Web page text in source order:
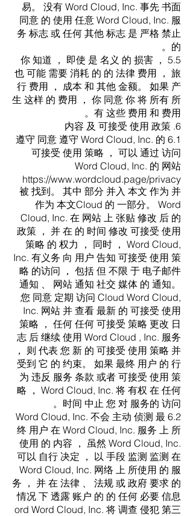
易。 没有 Word Cloud, Inc. 事先 书面
同意 的 使用 任意 Word Cloud, Inc. 服
务 标志 或 任何 其他 标志 是 严格 禁止
的。
5.5 你 知道 ， 即使 是 名义 的 损害 ，
也 可能 需要 消耗 的 的 法律 费用 ， 旅
行 费用 ， 成本 和 其他 金额。 如果 产
生 这样 的 费用 ， 你 同意 你 将 所有 所
有 这些 费用 和 费用。
6. 内容 及 可接受 使用 政策
6.1 遵守 同意 遵守 Word Cloud, Inc. 的
可接受 使用 策略 ， 可以 通过 访问
Word Cloud, Inc. 的 网站
https://www.wordcloud.page/privacy
被 找到。 其中 部分 并入 本文 作为 并
作为 本文Cloud 的 一部分。 Word
Cloud, Inc. 在 网站 上 张贴 修改 后 的
政策 ， 并 在 的 时间 修改 可接受 使用
策略 的 权力 ， 同时 ， Word Cloud,
Inc. 有义务 向 用户 告知 可接受 使用 策
略 的访问 ， 包括 但 不限 于 电子邮件
通知 、 网站 通知 社交 媒体 的 通知。
您 同意 定期 访问 Cloud Word Cloud,
Inc. 网站 并 查看 最新 的 可接受 使用
策略 ， 任何 任何 可接受 策略 更改 日
志 后 继续 使用 Word Cloud , Inc. 服务
， 则 代表 您 新 的 可接受 使用 策略 并
受到 它 的 约束。 如果 最终 用户 的 行
为 违反 服务 条款 或者 可接受 使用 策
略 ， Word Cloud, Inc. 将 有权 在 任何
时间 中止 您 对 服务的 访问。
6.2 Word Cloud, Inc. 不会 主动 侦测 最
终 用户 在 Word Cloud, Inc. 服务 上 所
使用 的 内容 ， 虽然 Word Cloud, Inc.
可以 自行 决定 ， 以 手段 监测 监测 在
Word Cloud, Inc. 网络 上 所使用 的 服
务 ， 并 在 法律 、 法规 或 政府 要求 的
情况 下 透露 账户 的 的 任何 必要 信息
ord Word Cloud, Inc. 将 调查 侵犯 第三